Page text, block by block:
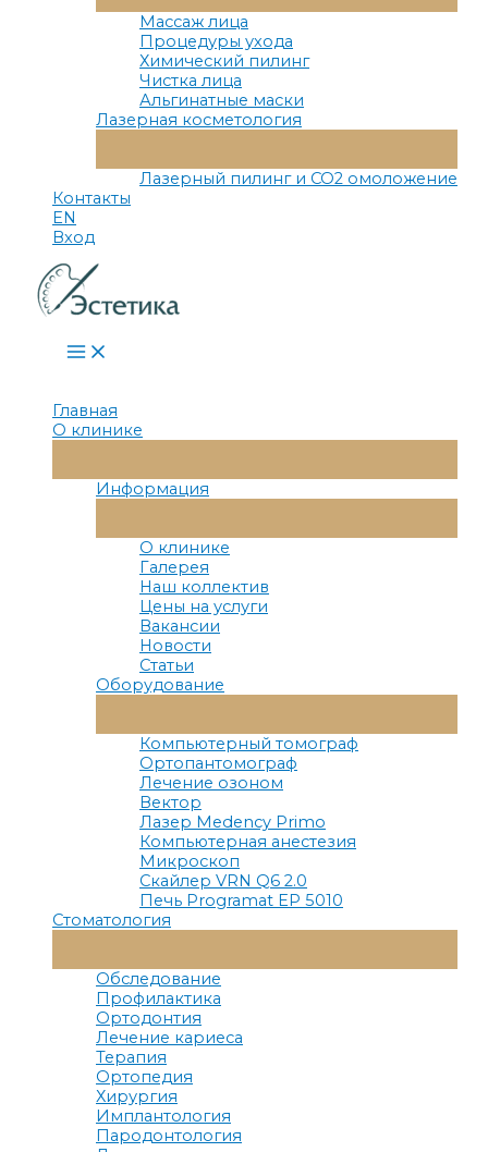
Меню
Массаж лица
Процедуры ухода
Химический пилинг
Чистка лица
Альгинатные маски
Лазерная косметология
Меню
Лазерный пилинг и СО2 омоложение
Контакты
EN
Вход
Main
Menu
Главная
О клинике
Меню
Информация
Меню
О клинике
Галерея
Наш коллектив
Цены на услуги
Вакансии
Новости
Статьи
Оборудование
Меню
Компьютерный томограф
Ортопантомограф
Лечение озоном
Вектор
Лазер Medency Primo
Компьютерная анестезия
Микроскоп
Скайлер VRN Q6 2.0
Печь Programat EP 5010
Стоматология
Меню
Обследование
Профилактика
Ортодонтия
Лечение кариеса
Терапия
Ортопедия
Хирургия
Имплантология
Пародонтология